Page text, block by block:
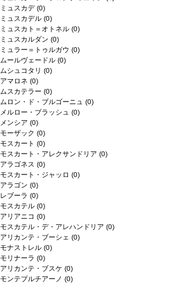
ミュスカデ(0)
ミュスカデル (0)
ミュスカト＝オトネル (0)
ミュスカルダン (0)
ミュラー＝トゥルガウ (0)
ムールヴェードル (0)
ムシュコタリ (0)
アマロネ (0)
ムスカテラー (0)
ムロン・ド・ブルゴーニュ (0)
メルロー・ブラッシュ (0)
メンシア (0)
モーザック (0)
モスカート (0)
モスカート・アレクサンドリア (0)
アラゴネス (0)
モスカート・ジャッロ (0)
アラゴン (0)
レブーラ (0)
モスカテル (0)
アリアニコ (0)
モスカテル・デ・アレハンドリア (0)
アリカンテ・ブーシェ (0)
モナストレル (0)
モリナーラ (0)
アリカンテ・ブスケ (0)
モンテプルチアーノ (0)